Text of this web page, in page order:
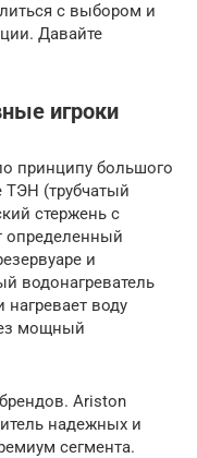
с выбором и
Давайте
игроки
принципу большого
ТЭН (трубчатый
стержень с
определенный
и
водонагреватель
нагревает воду
мощный
Ariston
надежных и
сегмента.